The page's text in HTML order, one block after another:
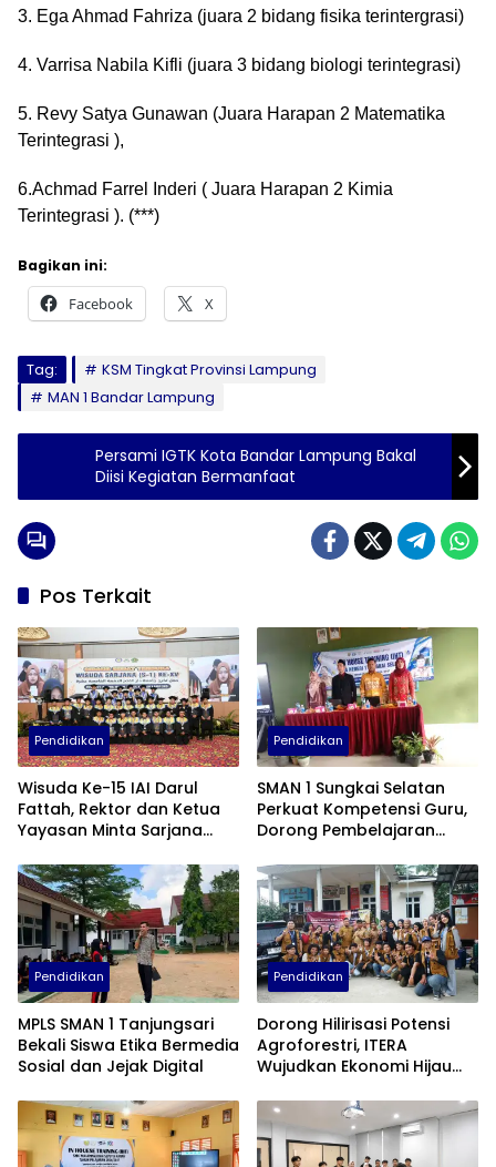
3. Ega Ahmad Fahriza (juara 2 bidang fisika terintergrasi)
4. Varrisa Nabila Kifli (juara 3 bidang biologi terintegrasi)
5. Revy Satya Gunawan (Juara Harapan 2 Matematika
Terintegrasi ),
6.Achmad Farrel Inderi ( Juara Harapan 2 Kimia
Terintegrasi ). (***)
Bagikan ini:
Facebook X
Tag:
KSM Tingkat Provinsi Lampung
MAN 1 Bandar Lampung
Persami IGTK Kota Bandar Lampung Bakal
Diisi Kegiatan Bermanfaat
Pos Terkait
Pendidikan
Wisuda Ke-15 IAI Darul
Fattah, Rektor dan Ketua
Yayasan Minta Sarjana
Masyarakat
Pendidikan
SMAN 1 Sungkai Selatan
Perkuat Kompetensi Guru,
Dorong Pembelajaran
Digital
Pendidikan
MPLS SMAN 1 Tanjungsari
Bekali Siswa Etika Bermedia
Sosial dan Jejak Digital
Pendidikan
Dorong Hilirisasi Potensi
Agroforestri, ITERA
Wujudkan Ekonomi Hijau
di Lampung Selatan